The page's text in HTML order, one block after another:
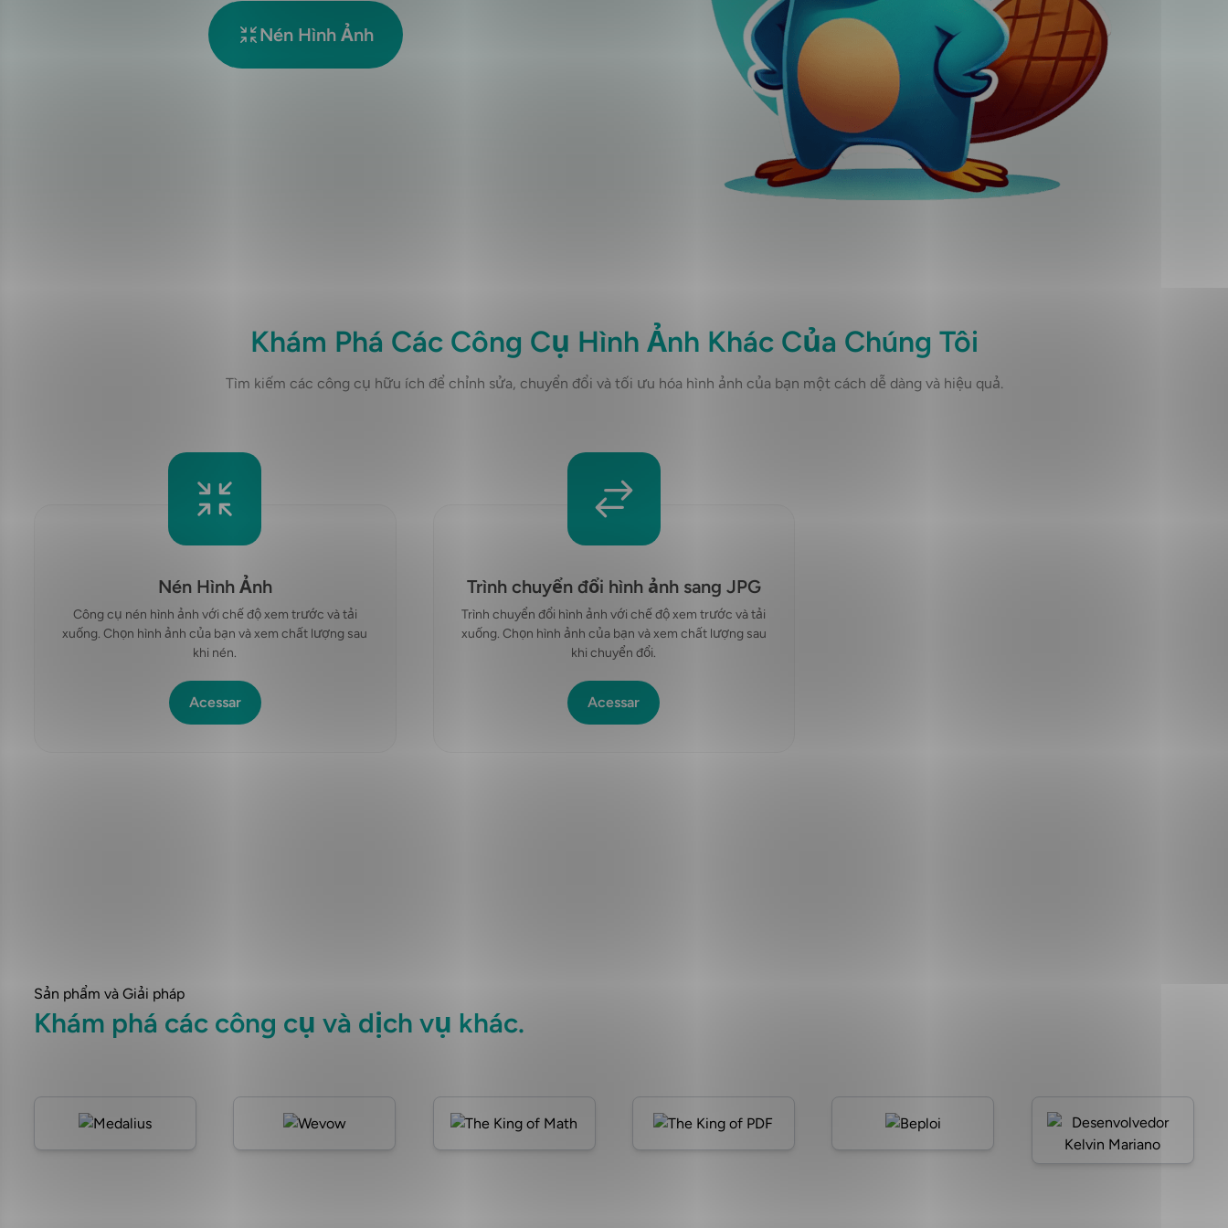
Nén Hình Ảnh
Khám Phá Các Công Cụ Hình Ảnh Khác Của Chúng Tôi
Tìm kiếm các công cụ hữu ích để chỉnh sửa, chuyển đổi và tối ưu hóa hình ảnh của bạn một cách dễ dàng và hiệu quả.
Nén Hình Ảnh
Công cụ nén hình ảnh với chế độ xem trước và tải
xuống. Chọn hình ảnh của bạn và xem chất lượng sau
khi nén.
Acessar
Trình chuyển đổi hình ảnh sang JPG
Trình chuyển đổi hình ảnh với chế độ xem trước và tải
xuống. Chọn hình ảnh của bạn và xem chất lượng sau
khi chuyển đổi.
Acessar
Sản phẩm và Giải pháp
Khám phá các công cụ và dịch vụ khác.